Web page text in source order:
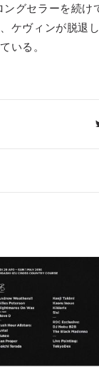
グセラーを続け
ケヴィンが脱退
いる。